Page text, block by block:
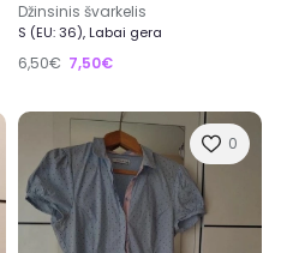
Džinsinis švarkelis
S (EU: 36), Labai gera
6,50€ 7,50€
0